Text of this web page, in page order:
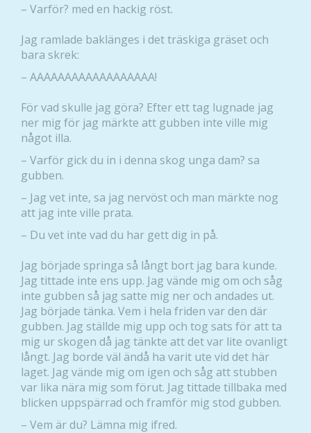
– Varför? med en hackig röst.
Jag ramlade baklänges i det träskiga gräset och
bara skrek:
– АААААААААААААААААА!
För vad skulle jag göra? Efter ett tag lugnade jag
ner mig för jag märkte att gubben inte ville mig
något illa.
– Varför gick du in i denna skog unga dam? sa
gubben.
– Jag vet inte, sa jag nervöst och man märkte nog
att jag inte ville prata.
– Du vet inte vad du har gett dig in på.
Jag började springa så långt bort jag bara kunde.
Jag tittade inte ens upp. Jag vände mig om och såg
inte gubben så jag satte mig ner och andades ut.
Jag började tänka. Vem i hela friden var den där
gubben. Jag ställde mig upp och tog sats för att ta
mig ur skogen då jag tänkte att det var lite ovanligt
långt. Jag borde väl ändå ha varit ute vid det här
laget. Jag vände mig om igen och såg att stubben
var lika nära mig som förut. Jag tittade tillbaka med
blicken uppspärrad och framför mig stod gubben.
– Vem är du? Lämna mig ifred.
Dessa kakor
behövs för
över huvud
taget ska
fungera.
Statistik
För att vi ska
kunna
förbättra
hemsidans